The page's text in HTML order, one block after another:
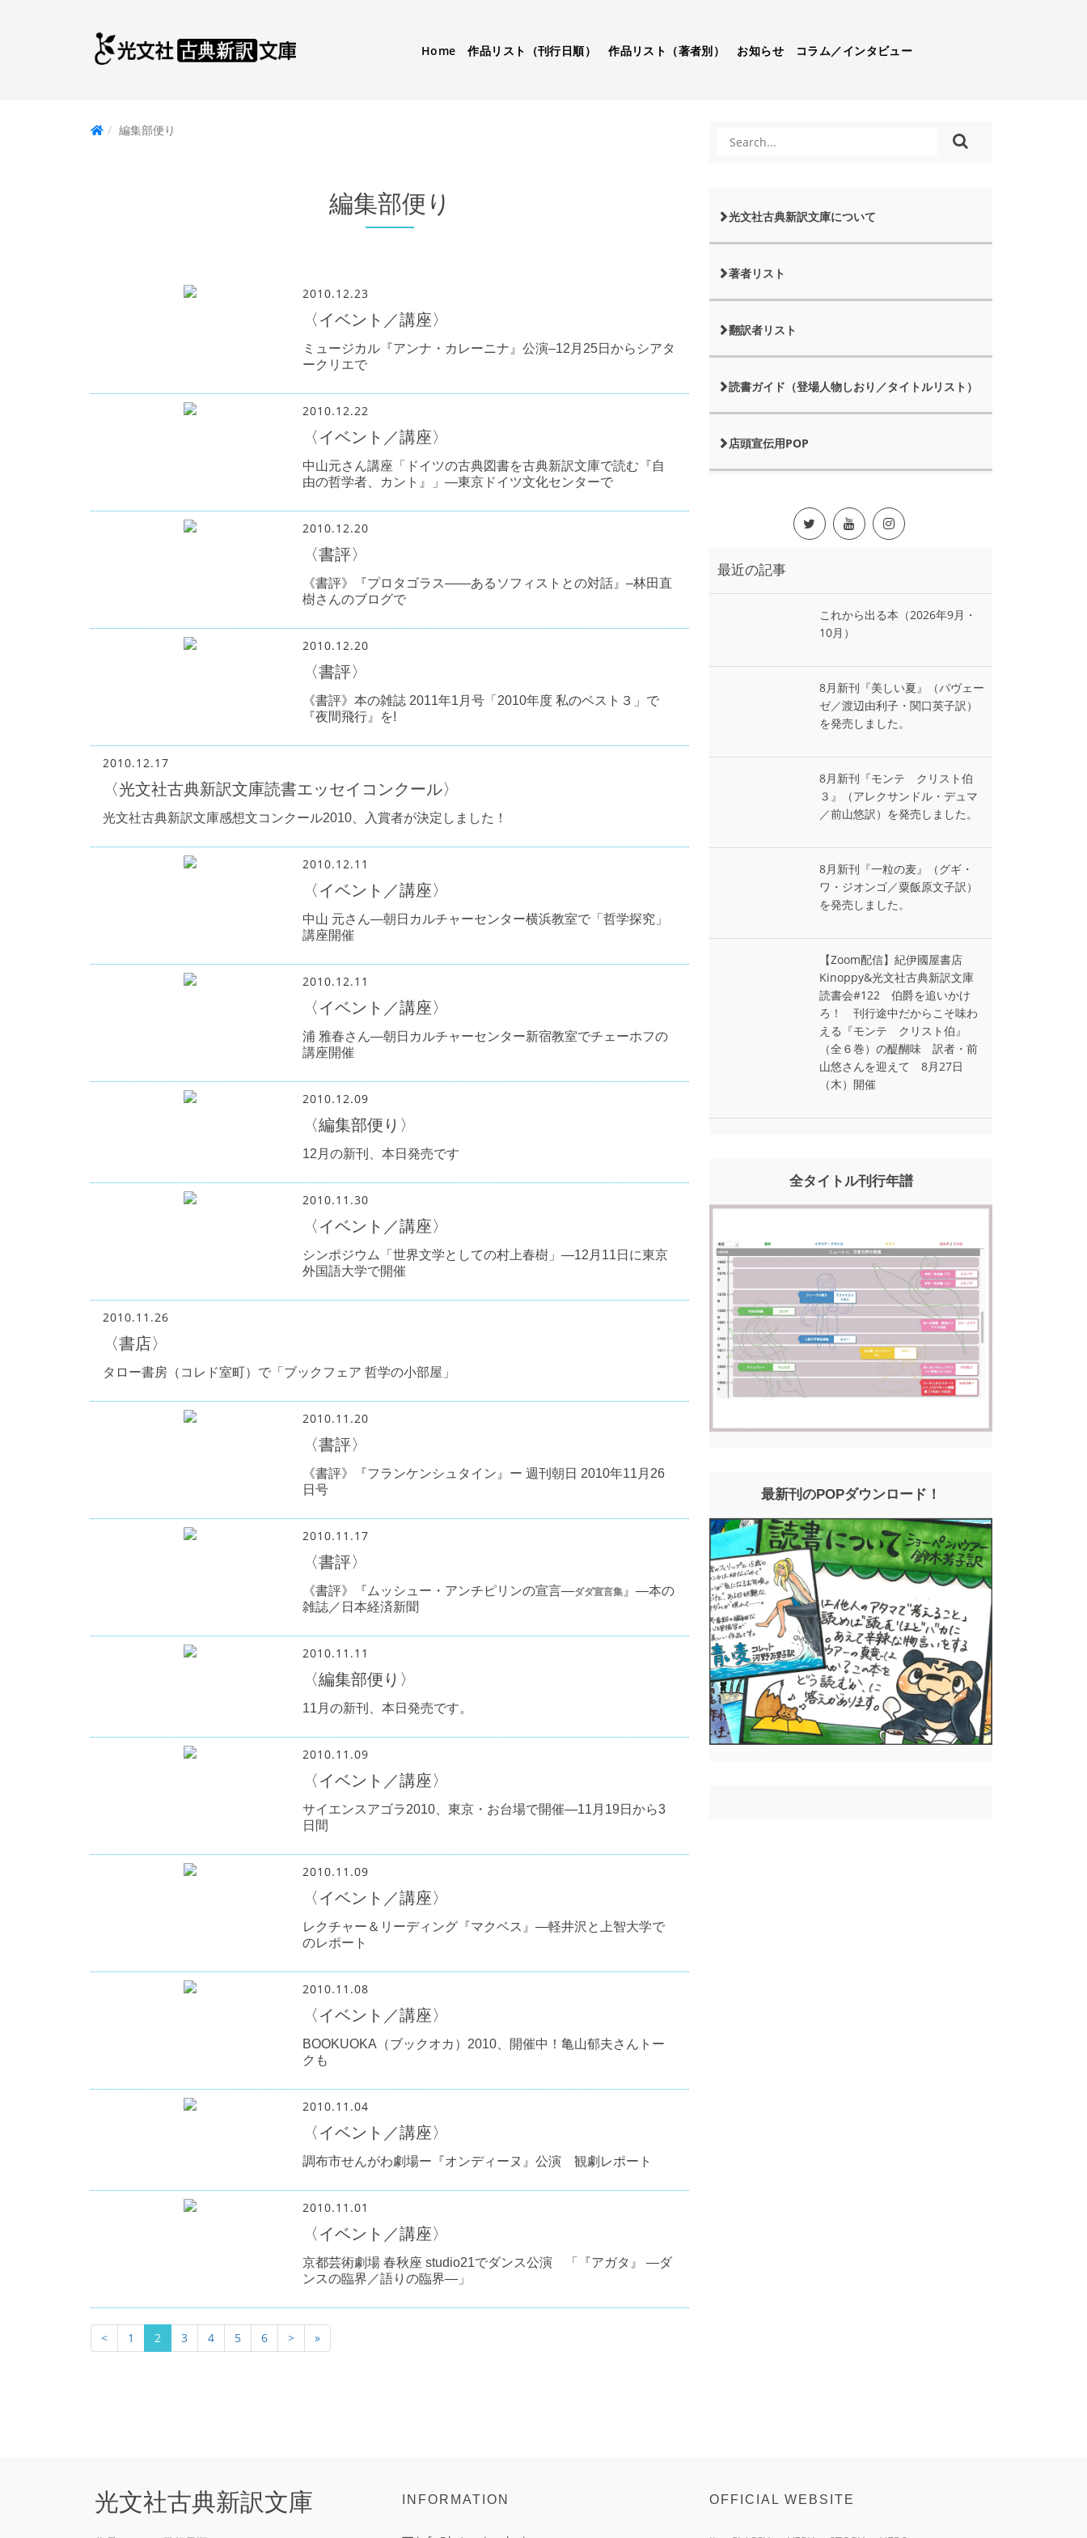
Home 作品リスト（刊行日順） 作品リスト（著者別） お知らせ コラム／インタビュー
編集部便り
編集部便り
2010.12.23
〈イベント／講座〉
ミュージカル『アンナ・カレーニナ』公演–12月25日からシアタ
ークリエで
2010.12.22
〈イベント／講座〉
中山元さん講座「ドイツの古典図書を古典新訳文庫で読む『自
由の哲学者、カント』」―東京ドイツ文化センターで
2010.12.20
〈書評〉
《書評》『プロタゴラス――あるソフィストとの対話』–林田直
樹さんのブログで
2010.12.20
〈書評〉
《書評》本の雑誌 2011年1月号「2010年度 私のベスト３」で
『夜間飛行』を!
2010.12.17
〈光文社古典新訳文庫読書エッセイコンクール〉
光文社古典新訳文庫感想文コンクール2010、入賞者が決定しました！
2010.12.11
〈イベント／講座〉
中山 元さん―朝日カルチャーセンター横浜教室で「哲学探究」
講座開催
2010.12.11
〈イベント／講座〉
浦 雅春さん―朝日カルチャーセンター新宿教室でチェーホフの
講座開催
2010.12.09
〈編集部便り〉
12月の新刊、本日発売です
2010.11.30
〈イベント／講座〉
シンポジウム「世界文学としての村上春樹」―12月11日に東京
外国語大学で開催
2010.11.26
〈書店〉
タロー書房（コレド室町）で「ブックフェア 哲学の小部屋」
2010.11.20
〈書評〉
《書評》『フランケンシュタイン』ー 週刊朝日 2010年11月26
日号
2010.11.17
〈書評〉
《書評》『ムッシュー・アンチピリンの宣言―ダダ宣言集』―本の
雑誌／日本経済新聞
2010.11.11
〈編集部便り〉
11月の新刊、本日発売です。
2010.11.09
〈イベント／講座〉
サイエンスアゴラ2010、東京・お台場で開催―11月19日から3
日間
2010.11.09
〈イベント／講座〉
レクチャー＆リーディング『マクベス』―軽井沢と上智大学で
のレポート
2010.11.08
〈イベント／講座〉
BOOKUOKA（ブックオカ）2010、開催中！亀山郁夫さんトー
クも
2010.11.04
〈イベント／講座〉
調布市せんがわ劇場ー『オンディーヌ』公演 観劇レポート
2010.11.01
〈イベント／講座〉
京都芸術劇場 春秋座 studio21でダンス公演 「『アガタ』 ―ダ
ンスの臨界／語りの臨界―」
< 1 2 3 4 5 6 > »
光文社古典新訳文庫について
著者リスト
翻訳者リスト
読書ガイド（登場人物しおり／タイトルリスト）
店頭宣伝用POP
最近の記事
これから出る本（2026年9月・
10月）
8月新刊『美しい夏』（パヴェー
ゼ／渡辺由利子・関口英子訳）
を発売しました。
8月新刊『モンテ゠クリスト伯
３』（アレクサンドル・デュマ
／前山悠訳）を発売しました。
8月新刊『一粒の麦』（グギ・
ワ・ジオンゴ／粟飯原文子訳）
を発売しました。
【Zoom配信】紀伊國屋書店
Kinoppy&光文社古典新訳文庫
読書会#122 伯爵を追いかけ
ろ！ 刊行途中だからこそ味わ
える『モンテ゠クリスト伯』
（全６巻）の醍醐味 訳者・前
山悠さんを迎えて 8月27日
（木）開催
全タイトル刊行年譜
最新刊のPOPダウンロード！
光文社古典新訳文庫 INFORMATION OFFICIAL WEBSITE